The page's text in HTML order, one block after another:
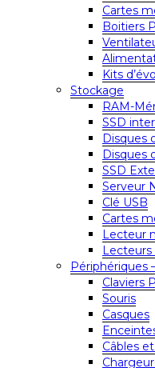
Cartes
Boitiers
Kits
Stockage
RAM-
SSD
Disques
Disques
SSD
Serveur
Clé USB
Cartes
Lecteur
Lecteurs
Périphériques
Claviers
Souris
Casques
Câbles